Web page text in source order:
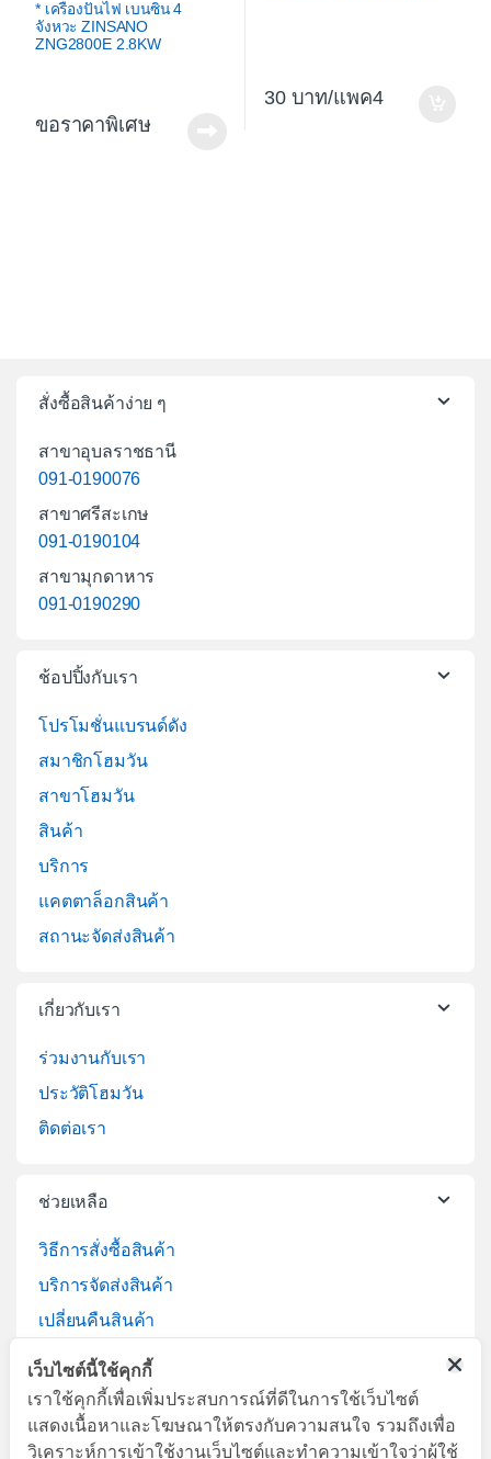
* เครื่องปั่นไฟ เบนซิน 4
จังหวะ ZINSANO
ZNG2800E 2.8KW
ขอราคาพิเศษ
30 /แพค4
สั่งซื้อสินค้าง่าย ๆ
สาขาอุบลราชธานี
091-0190076
สาขาศรีสะเกษ
091-0190104
สาขามุกดาหาร
091-0190290
ช้อปปิ้งกับเรา
โปรโมชั่นแบรนด์ดัง
สมาชิกโฮมวัน
สาขาโฮมวัน
สินค้า
บริการ
แคตตาล็อกสินค้า
สถานะจัดส่งสินค้า
เกี่ยวกับเรา
ร่วมงานกับเรา
ประวัติโฮมวัน
ติดต่อเรา
ช่วยเหลือ
วิธีการสั่งซื้อสินค้า
บริการจัดส่งสินค้า
เปลี่ยนคืนสินค้า
เว็บไซต์นี้ใช้คุกกี้
เราใช้คุกกี้เพื่อเพิ่มประสบการณ์ที่ดีในการใช้เว็บไซต์
แสดงเนื้อหาและโฆษณาให้ตรงกับความสนใจ รวมถึงเพื่อ
วิเคราะห์การเข้าใช้งานเว็บไซต์และทำความเข้าใจว่าผู้ใช้